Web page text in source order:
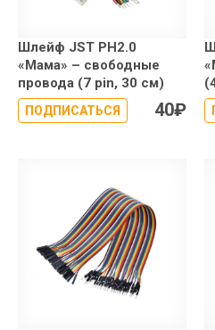
Шлейф JST PH2.0
«Мама» – свободные
провода (7 pin, 30 см)
ПОДПИСАТЬСЯ 40₽